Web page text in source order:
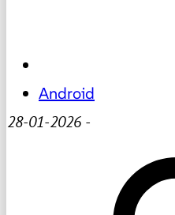
Android
28-01-2026 -